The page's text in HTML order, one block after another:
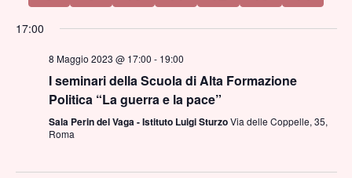
e
week
17:00
8 Maggio 2023 @ 17:00 - 19:00
I seminari della Scuola di Alta Formazione
Politica “La guerra e la pace”
Sala Perin del Vaga - Istituto Luigi SturzoVia delle Coppelle, 35,
Roma